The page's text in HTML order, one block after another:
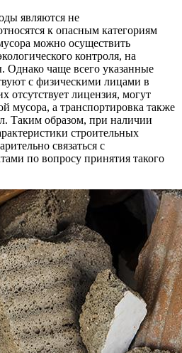
являются не
к опасным категориям
можно осуществить
контроля, на
Однако чаще всего указанные
с физическими лицами в
отсутствует лицензия, могут
мусора, а транспортировка также
Таким образом, при наличии
строительных
связаться с
по вопросу принятия такого